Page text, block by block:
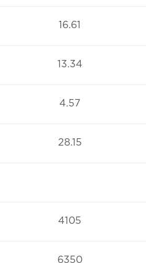
16.61
13.34
4.57
28.15
4105
6350